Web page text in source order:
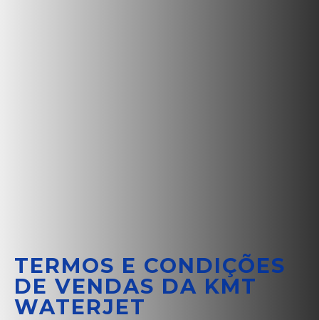
TERMOS E CONDIÇÕES
DE VENDAS DA KMT
WATERJET